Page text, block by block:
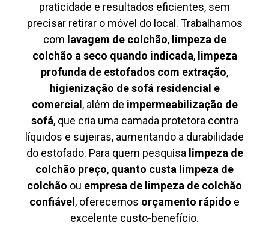
praticidade e resultados eficientes, sem
precisar retirar o móvel do local. Trabalhamos
com lavagem de colchão, limpeza de
colchão a seco quando indicada, limpeza
profunda de estofados com extração,
higienização de sofá residencial e
comercial , além de impermeabilização de
sofá, que cria uma camada protetora contra
líquidos e sujeiras, aumentando a durabilidade
do estofado. Para quem pesquisa limpeza de
colchão preço, quanto custa limpeza de
colchão ou empresa de limpeza de colchão
confiável , oferecemos orçamento rápido e
excelente custo-benefício.